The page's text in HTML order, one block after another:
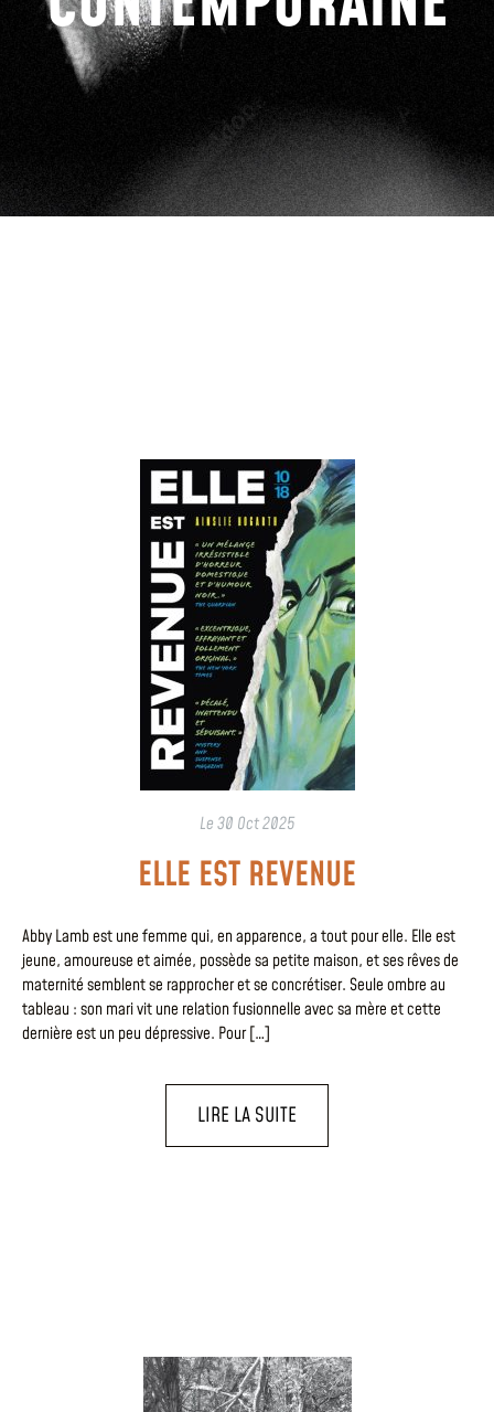
Le30 Oct 2025
ELLE EST REVENUE
Abby Lamb est une femme qui, en apparence, a tout pour elle. Elle est
jeune, amoureuse et aimée, possède sa petite maison, et ses rêves de
maternité semblent se rapprocher et se concrétiser. Seule ombre au
tableau : son mari vit une relation fusionnelle avec sa mère et cette
dernière est un peu dépressive. Pour […]
LIRE LA SUITE